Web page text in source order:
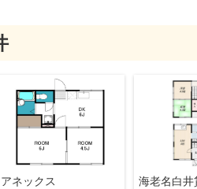
アネックス
海老名白井